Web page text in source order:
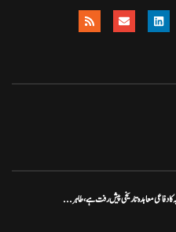
دفاعی معاہدہ تاریخی پیش رفت ہے، طاہر...